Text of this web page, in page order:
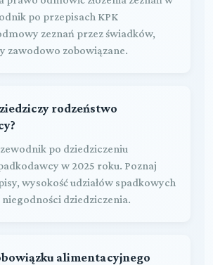
po przepisach KPK
zeznań przez świadków,
zawodowo zobowiązane.
rodzeństwo
po dziedziczeniu
w 2025 roku. Poznaj
wysokość udziałów spadkowych
niegodności dziedziczenia.
alimentacyjnego